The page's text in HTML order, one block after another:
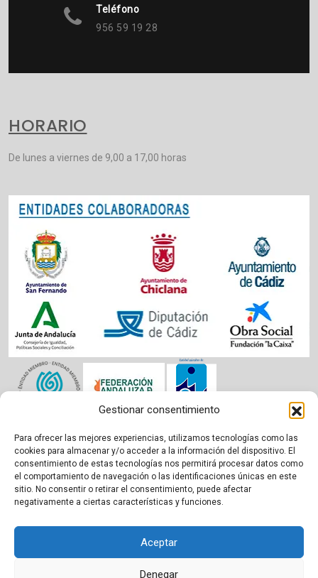
Gestionar consentimiento
Para ofrecer las mejores experiencias, utilizamos tecnologías como las
cookies para almacenar y/o acceder a la información del dispositivo. El
consentimiento de estas tecnologías nos permitirá procesar datos como
el comportamiento de navegación o las identificaciones únicas en este
sitio. No consentir o retirar el consentimiento, puede afectar
negativamente a ciertas características y funciones.
Aceptar
Denegar
Teléfono
956 59 19 28
HORARIO
De lunes a viernes de 9,00 a 17,00 horas
Aviso legal|Política de cookies|Privacidad